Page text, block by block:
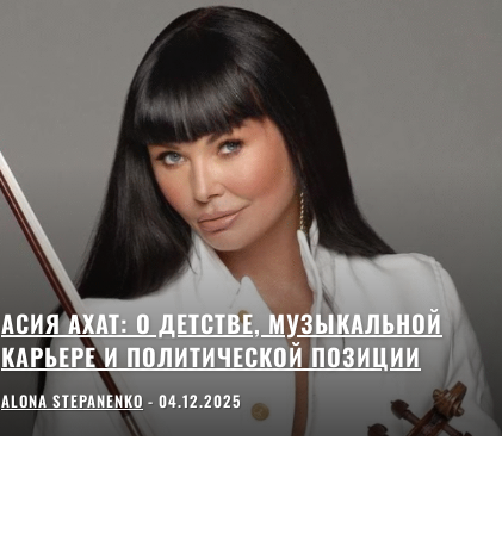
АСИЯ АХАТ: О ДЕТСТВЕ, МУЗЫКАЛЬНОЙ
КАРЬЕРЕ И ПОЛИТИЧЕСКОЙ ПОЗИЦИИ
ALONA STEPANENKO - 04.12.2025